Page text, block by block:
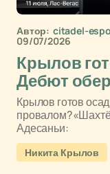
Автор: citadel-
09/07/2026
Крылов
Дебют
Крылов готов
Адесаньи:
Никита Крылов